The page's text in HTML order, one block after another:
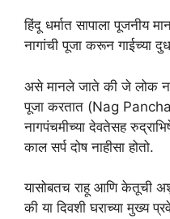
हिंदू धर्मात सापाला पूजनीय
नागांची पूजा करून गाईच्या
असे मानले जाते की जे लोक
पूजा करतात (Nag
नागपंचमीच्या देवतेसह
काल सर्प दोष नाहीसा होतो.
यासोबतच राहू आणि केतूची
की या दिवशी घराच्या मुख्य